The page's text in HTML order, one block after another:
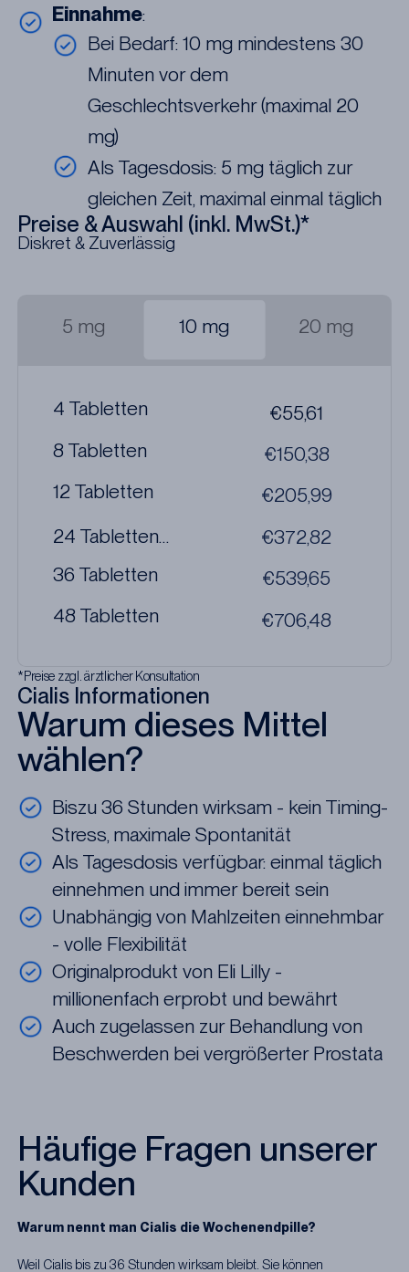
Einnahme:
Bei Bedarf: 10 mg mindestens 30
Minuten vor dem
Geschlechtsverkehr (maximal 20
mg)
Als Tagesdosis: 5 mg täglich zur
gleichen Zeit, maximal einmal täglich
Preise & Auswahl (inkl. MwSt.)*
Diskret & Zuverlässig
5 mg 10 mg 20 mg
4 Tabletten
€55,61
8 Tabletten
€150,38
12 Tabletten
€205,99
24 Tabletten
Bester Preis€372,82
36 Tabletten
€539,65
48 Tabletten
€706,48
*Preise zzgl. ärztlicher Konsultation
Cialis Informationen
Warum dieses Mittel
wählen?
Biszu 36 Stunden wirksam - kein Timing-
Stress, maximale Spontanität
Als Tagesdosis verfügbar: einmal täglich
einnehmen und immer bereit sein
Unabhängig von Mahlzeiten einnehmbar
- volle Flexibilität
Originalprodukt von Eli Lilly -
millionenfach erprobt und bewährt
Auch zugelassen zur Behandlung von
Beschwerden bei vergrößerter Prostata
Häufige Fragen unserer
Kunden
Warum nennt man Cialis die Wochenendpille?
Weil Cialis bis zu 36 Stunden wirksam bleibt. Sie können